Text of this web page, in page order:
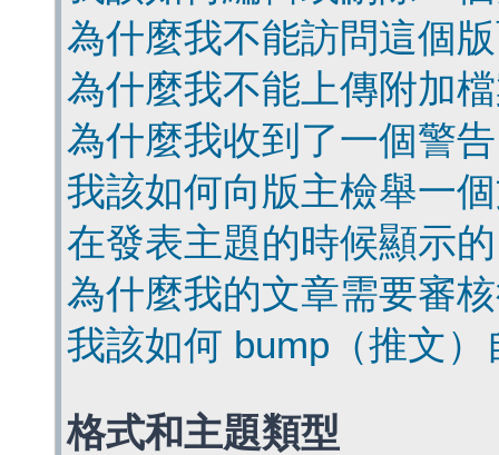
為什麼我不能訪問這個
為什麼我不能上傳附加
為什麼我收到了一個警
我該如何向版主檢舉一
在發表主題的時候顯示
為什麼我的文章需要審
我該如何 bump（推文
格式和主題類型